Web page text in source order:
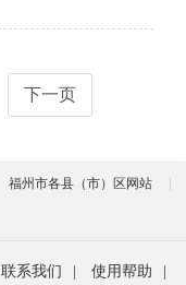
下一页
福州市各县（市）区网站
联系我们 使用帮助